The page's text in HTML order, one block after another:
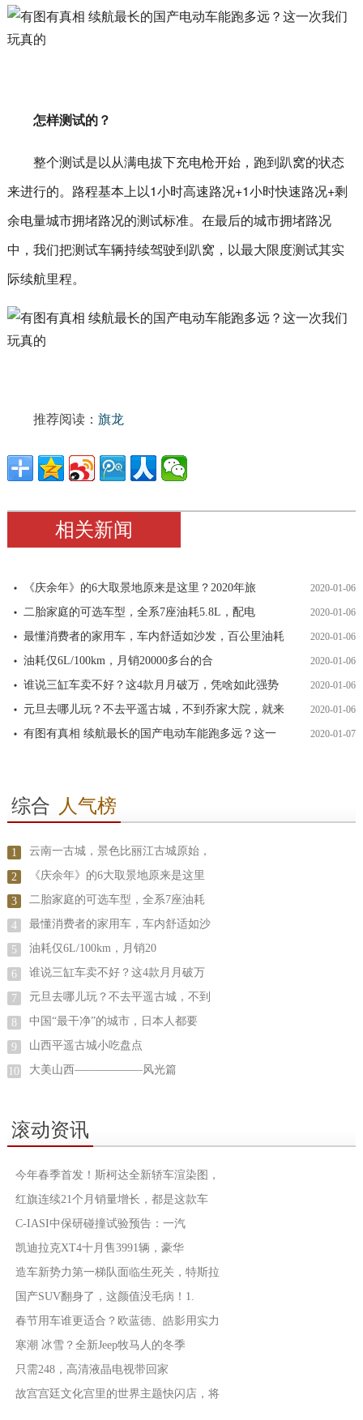
怎样测试的？
整个测试是以从满电拔下充电枪开始，跑到趴窝的状态
来进行的。路程基本上以1小时高速路况+1小时快速路况+剩
余电量城市拥堵路况的测试标准。在最后的城市拥堵路况
中，我们把测试车辆持续驾驶到趴窝，以最大限度测试其实
际续航里程。
推荐阅读： 旗龙
相关新闻
《庆余年》的6大取景地原来是这里？2020年旅 2020-01-06
二胎家庭的可选车型，全系7座油耗5.8L，配电 2020-01-06
最懂消费者的家用车，车内舒适如沙发，百公里油耗 2020-01-06
油耗仅6L/100km，月销20000多台的合 2020-01-06
谁说三缸车卖不好？这4款月月破万，凭啥如此强势 2020-01-06
元旦去哪儿玩？不去平遥古城，不到乔家大院，就来 2020-01-06
有图有真相 续航最长的国产电动车能跑多远？这一 2020-01-07
综合 人气榜
1 云南一古城，景色比丽江古城原始，
2 《庆余年》的6大取景地原来是这里
3 二胎家庭的可选车型，全系7座油耗
4 最懂消费者的家用车，车内舒适如沙
5 油耗仅6L/100km，月销20
6 谁说三缸车卖不好？这4款月月破万
7 元旦去哪儿玩？不去平遥古城，不到
8 中国“最干净”的城市，日本人都要
9 山西平遥古城小吃盘点
10 大美山西——————风光篇
滚动资讯
今年春季首发！斯柯达全新轿车渲染图，
红旗连续21个月销量增长，都是这款车
C-IASI中保研碰撞试验预告：一汽
凯迪拉克XT4十月售3991辆，豪华
造车新势力第一梯队面临生死关，特斯拉
国产SUV翻身了，这颜值没毛病！1.
春节用车谁更适合？欧蓝德、皓影用实力
寒潮 冰雪？全新Jeep牧马人的冬季
只需248，高清液晶电视带回家
故宫宫廷文化宫里的世界主题快闪店，将